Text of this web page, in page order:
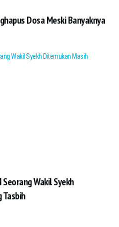
Dosa Meski Banyaknya
Wakil Syekh
Tasbih